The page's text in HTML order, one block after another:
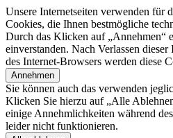
Unsere Internetseiten verwenden für
Cookies, die Ihnen bestmögliche
Durch das Klicken auf „Annehmen“
einverstanden. Nach Verlassen
des Internet-Browsers werden diese
Annehmen
Sie können auch das verwenden
Klicken Sie hierzu auf „Alle
einige Annehmlichkeiten während
leider nicht funktionieren.